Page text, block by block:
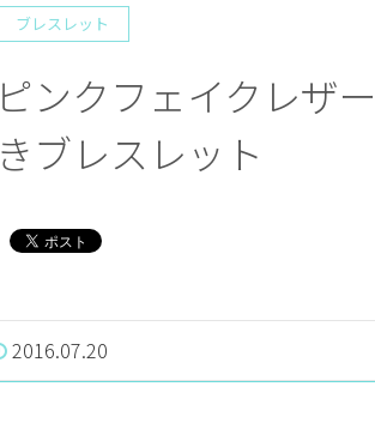
ブレスレット
ピンクフェイクレザ
きブレスレット
2016.07.20